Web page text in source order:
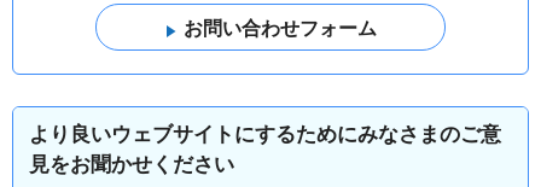
より良いウェブサイトにするためにみなさまのご意
見をお聞かせください